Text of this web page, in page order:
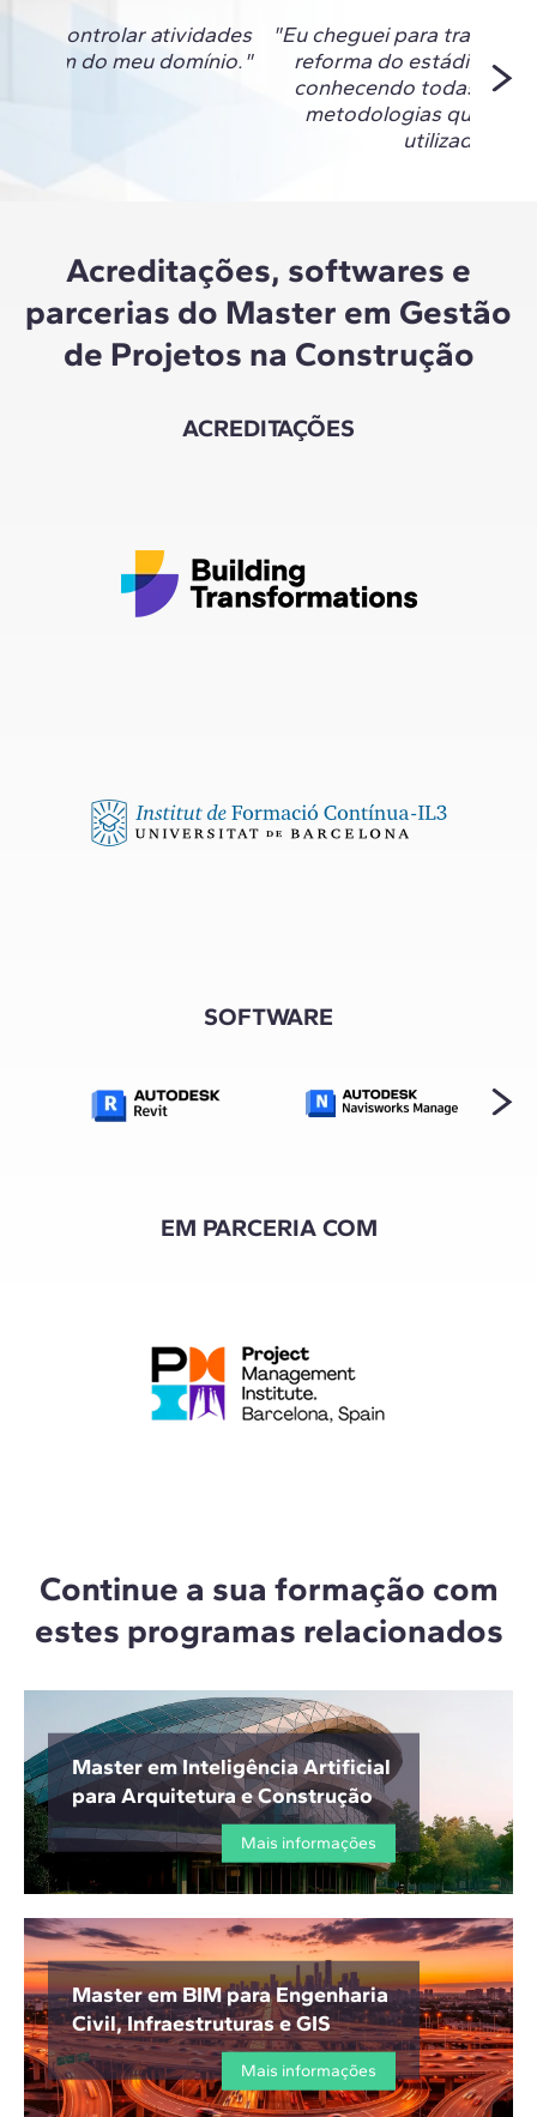
controlar atividades
eram do meu domínio."
"Eu cheguei para
reforma do estádio do
conhecendo todas as
metodologias que
utilizadas ali."
Acreditações, softwares e
parcerias do Master em Gestão
de Projetos na Construção
ACREDITAÇÕES
SOFTWARE
EM PARCERIA COM
Continue a sua formação com
estes programas relacionados
Master em Inteligência Artificial
para Arquitetura e Construção
Mais informações
Master em BIM para Engenharia
Civil, Infraestruturas e GIS
Mais informações